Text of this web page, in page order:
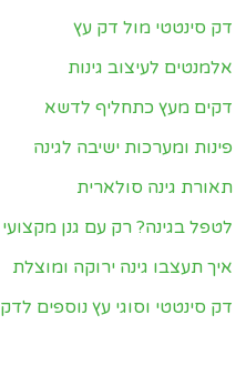
דק סינטטי מול דק עץ
אלמנטים לעיצוב גינות
דקים מעץ כתחליף לדשא
פינות ומערכות ישיבה לגינה
תאורת גינה סולארית
לטפל בגינה? רק עם גנן מקצועי
איך תעצבו גינה ירוקה ומוצלת
דק סינטטי וסוגי עץ נוספים לדק